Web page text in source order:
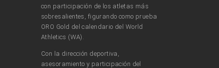
con participación de los atletas más
sobresalientes, figurando como prueba
ORO Gold del calendario del World
Athletics (WA).
Con la dirección deportiva,
asesoramiento y participación del